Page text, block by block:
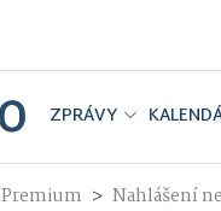
ZPRÁVY
Premium Nahlášení